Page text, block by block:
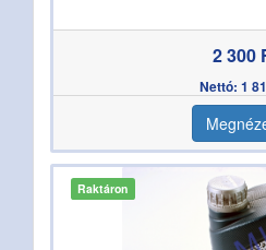
2 300
Nettó: 1
Raktáron